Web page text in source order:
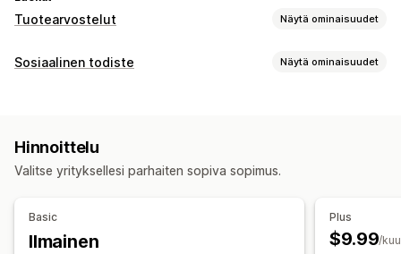
Tuotearvostelut Näytä ominaisuudet
Näyttövaihtoehdot
Arvostelukoosteet
Sähköpostipyynnöt
Käyttäjien tuottama somesisältö
Ponnahdusilmoitukset
Arvostelujen siirto
Sosiaalinen todiste Näytä ominaisuudet
Analytiikka
Hinnoittelu
Valitse yrityksellesi parhaiten sopiva sopimus.
Basic
Ilmainen
Plus
$9.99/